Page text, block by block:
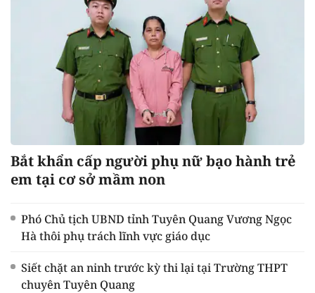
Bắt khẩn cấp người phụ nữ bạo hành trẻ
em tại cơ sở mầm non
Phó Chủ tịch UBND tỉnh Tuyên Quang Vương Ngọc
Hà thôi phụ trách lĩnh vực giáo dục
Siết chặt an ninh trước kỳ thi lại tại Trường THPT
chuyên Tuyên Quang